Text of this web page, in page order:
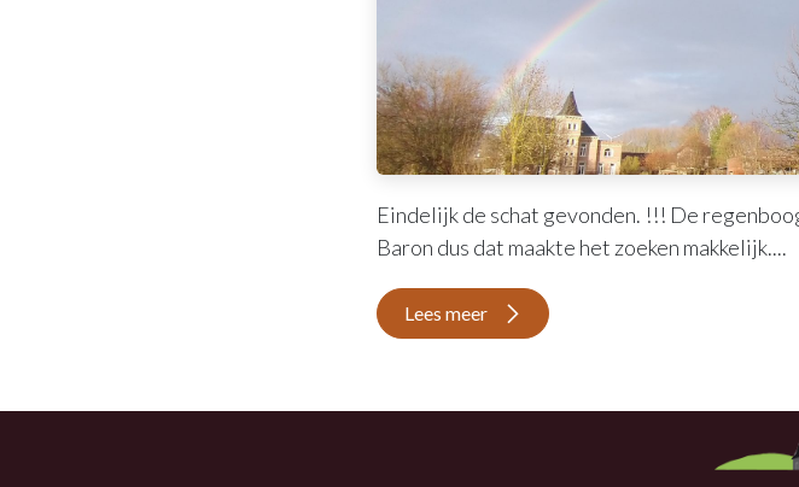
Eindelijk de schat gevonden. !!! De
Baron dus dat maakte het zoeken makkelijk....
Lees meer